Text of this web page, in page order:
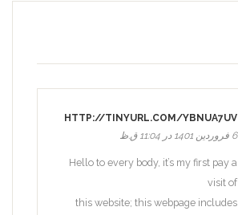
HTTP://TINYURL.COM/YBNUA7UV
6 فروردین 1401 در 11:04 ق.ظ
Hello to every body, it’s my first pay a
visit of
this website; this webpage includes